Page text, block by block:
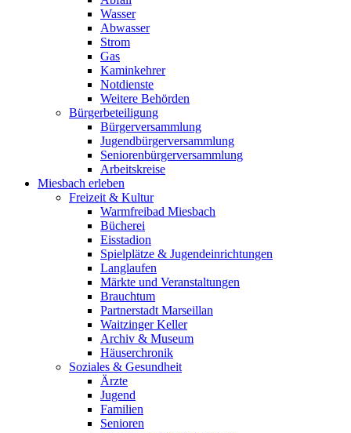
Wasser
Abwasser
Strom
Gas
Kaminkehrer
Notdienste
Weitere Behörden
Bürgerbeteiligung
Bürgerversammlung
Jugendbürgerversammlung
Seniorenbürgerversammlung
Arbeitskreise
Miesbach erleben
Freizeit & Kultur
Warmfreibad Miesbach
Bücherei
Eisstadion
Spielplätze & Jugendeinrichtungen
Langlaufen
Märkte und Veranstaltungen
Brauchtum
Partnerstadt Marseillan
Waitzinger Keller
Archiv & Museum
Häuserchronik
Soziales & Gesundheit
Ärzte
Jugend
Familien
Senioren